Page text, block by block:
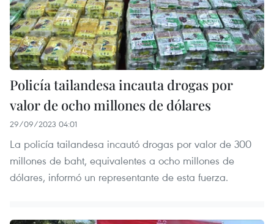
Policía tailandesa incauta drogas por
valor de ocho millones de dólares
29/09/2023 04:01
La policía tailandesa incautó drogas por valor de 300
millones de baht, equivalentes a ocho millones de
dólares, informó un representante de esta fuerza.